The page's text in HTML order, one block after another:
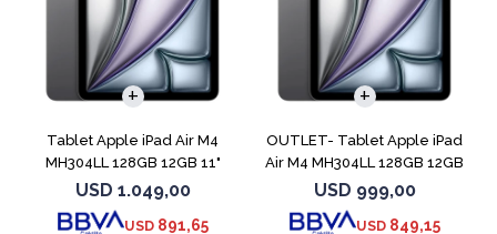
Tablet Apple iPad Air M4
MH304LL 128GB 12GB 11"
Space Gray
USD 1.049,00
USD 891,65
OUTLET- Tablet Apple iPad
Air M4 MH304LL 128GB 12GB
11" Spac
USD 999,00
USD 849,15